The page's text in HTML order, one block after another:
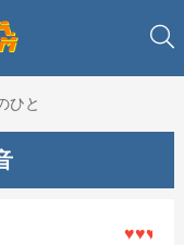
ひと
♥♥♥着メ